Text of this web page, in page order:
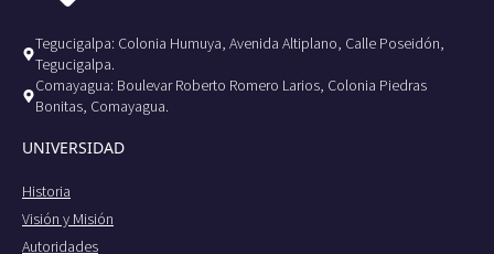
Tegucigalpa: Colonia Humuya, Avenida Altiplano, Calle Poseidón,
Tegucigalpa.
Comayagua: Boulevar Roberto Romero Larios, Colonia Piedras
Bonitas, Comayagua.
UNIVERSIDAD
Historia
Visión y Misión
Autoridades